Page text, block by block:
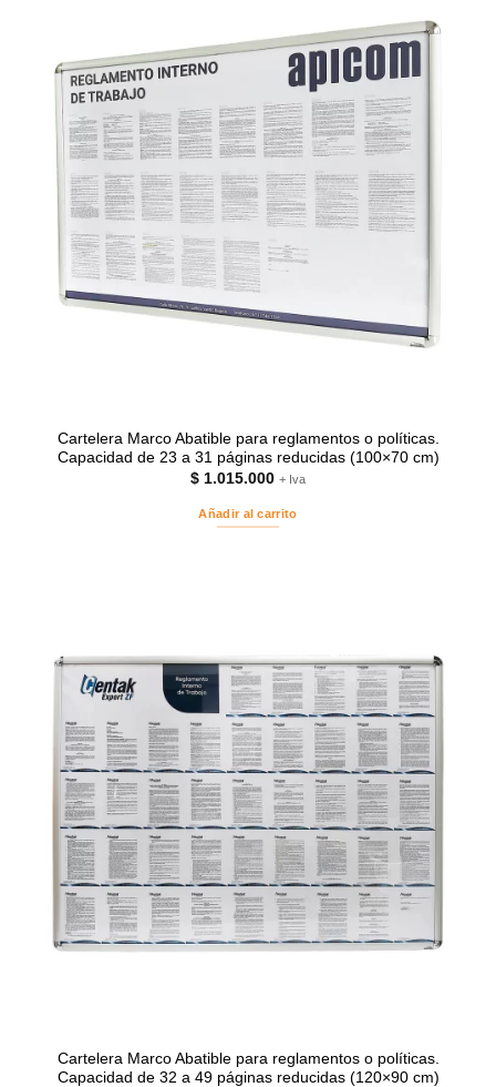
Cartelera Marco Abatible para reglamentos o políticas.
Capacidad de 23 a 31 páginas reducidas (100×70 cm)
$ 1.015.000 + Iva
Añadir al carrito
Cartelera Marco Abatible para reglamentos o políticas.
Capacidad de 32 a 49 páginas reducidas (120×90 cm)